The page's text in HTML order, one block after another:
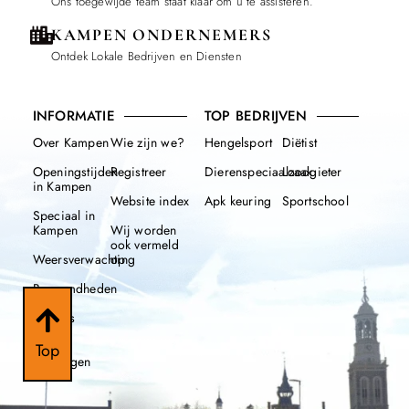
Top
KAMPEN ONDERNEMERS
Ontdek Lokale Bedrijven en Diensten
INFORMATIE
Over Kampen
Openingstijden
in Kampen
Speciaal in
Kampen
Weersverwachting
Beroemdheden
Nieuws
112
meldingen
Wie zijn we?
Registreer
Website index
Wij worden
ook vermeld
op
TOP BEDRIJVEN
Hengelsport
Dierenspeciaalzaak
Apk keuring
Diëtist
Loodgieter
Sportschool